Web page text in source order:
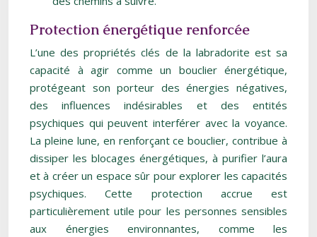
Protection énergétique renforcée
L’une des propriétés clés de la labradorite est sa
capacité à agir comme un bouclier énergétique,
protégeant son porteur des énergies négatives,
des influences indésirables et des entités
psychiques qui peuvent interférer avec la voyance.
La pleine lune, en renforçant ce bouclier, contribue à
dissiper les blocages énergétiques, à purifier l’aura
et à créer un espace sûr pour explorer les capacités
psychiques. Cette protection accrue est
particulièrement utile pour les personnes sensibles
aux énergies environnantes, comme les